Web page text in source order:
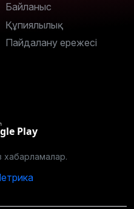
Байланыс
Құпиялылық
Пайдалану ережесі
Play
хабарламалар.